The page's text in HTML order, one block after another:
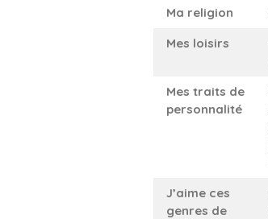
Ma religion
Mes loisirs
Mes traits de
personnalité
J’aime ces
genres de